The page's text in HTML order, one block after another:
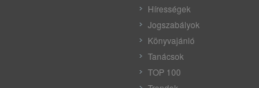
Hírességek
Jogszabályok
Könyvajánló
Tanácsok
TOP 100